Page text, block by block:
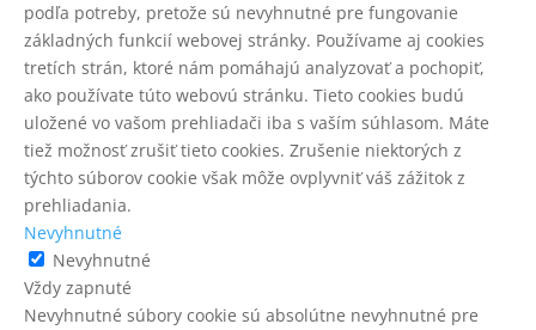
podľa potreby, pretože sú nevyhnutné pre fungovanie
základných funkcií webovej stránky. Používame aj cookies
tretích strán, ktoré nám pomáhajú analyzovať a pochopiť,
ako používate túto webovú stránku. Tieto cookies budú
uložené vo vašom prehliadači iba s vaším súhlasom. Máte
tiež možnosť zrušiť tieto cookies. Zrušenie niektorých z
týchto súborov cookie však môže ovplyvniť váš zážitok z
prehliadania.
Nevyhnutné
Nevyhnutné
Vždy zapnuté
Nevyhnutné súbory cookie sú absolútne nevyhnutné pre